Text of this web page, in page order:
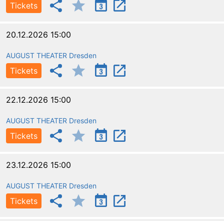
Tickets
20.12.2026 15:00
AUGUST THEATER Dresden
Tickets
22.12.2026 15:00
AUGUST THEATER Dresden
Tickets
23.12.2026 15:00
AUGUST THEATER Dresden
Tickets